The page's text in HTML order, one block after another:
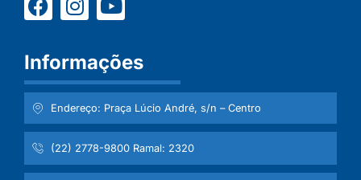
Informações
Endereço: Praça Lúcio André, s/n – Centro
(22) 2778-9800 Ramal: 2320